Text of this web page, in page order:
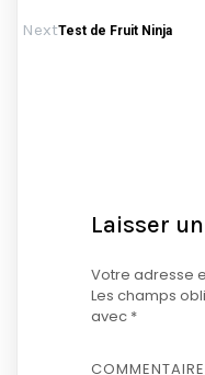
NextTest de Fruit Ninja
Laisser
Votre adresse
Les champs
avec *
COMMENTAIRE